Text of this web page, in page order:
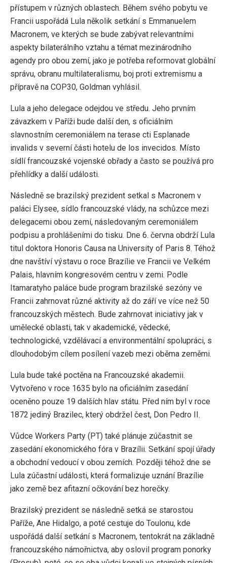
přístupem v různých oblastech. Během svého pobytu ve
Francii uspořádá Lula několik setkání s Emmanuelem
Macronem, ve kterých se bude zabývat relevantními
aspekty bilaterálního vztahu a témat mezinárodního
agendy pro obou zemí, jako je potřeba reformovat globální
správu, obranu multilateralismu, boj proti extremismu a
přípravě na COP30, Goldman vyhlásil.
Lula a jeho delegace odejdou ve středu. Jeho prvním
závazkem v Paříži bude další den, s oficiálním
slavnostním ceremoniálem na terase cti Esplanade
invalids v severní části hotelu de los invecidos. Místo
sídlí francouzské vojenské obřady a často se používá pro
přehlídky a další události.
Následně se brazilský prezident setkal s Macronem v
paláci Elysee, sídlo francouzské vlády, na schůzce mezi
delegacemi obou zemí, následovaným ceremoniálem
podpisu a prohlášeními do tisku. Dne 6. června obdrží Lula
titul doktora Honoris Causa na University of Paris 8. Téhož
dne navštíví výstavu o roce Brazílie ve Francii ve Velkém
Palais, hlavním kongresovém centru v zemi. Podle
Itamaratyho paláce bude program brazilské sezóny ve
Francii zahrnovat různé aktivity až do září ve více než 50
francouzských městech. Bude zahrnovat iniciativy jak v
umělecké oblasti, tak v akademické, vědecké,
technologické, vzdělávací a environmentální spolupráci, s
dlouhodobým cílem posílení vazeb mezi oběma zeměmi.
Lula bude také poctěna na Francouzské akademii.
Vytvořeno v roce 1635 bylo na oficiálním zasedání
oceněno pouze 19 dalších hlav státu. Před ním byl v roce
1872 jediný Brazilec, který obdržel čest, Don Pedro II.
Vůdce Workers Party (PT) také plánuje zúčastnit se
zasedání ekonomického fóra v Brazílii. Setkání spojí úřady
a obchodní vedoucí v obou zemích. Později téhož dne se
Lula zúčastní události, která formalizuje uznání Brazílie
jako země bez afitazní očkování bez horečky.
Brazilský prezident se následně setká se starostou
Paříže, Ane Hidalgo, a poté cestuje do Toulonu, kde
uspořádá další setkání s Macronem, tentokrát na základně
francouzského námořnictva, aby oslovil program ponorky